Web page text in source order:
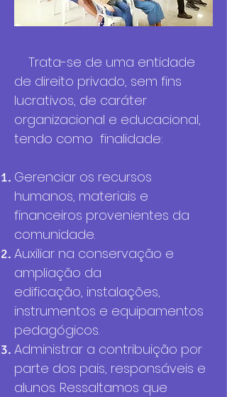
Trata-se de uma entidade
de direito privado, sem fins
lucrativos, de caráter
organizacional e educacional,
tendo como finalidade:
Gerenciar os recursos
humanos, materiais e
financeiros provenientes da
comunidade.
Auxiliar na conservação e
ampliação da
edificação, instalações,
instrumentos e equipamentos
pedagógicos.
Administrar a contribuição por
parte dos pais, responsáveis e
alunos. Ressaltamos que